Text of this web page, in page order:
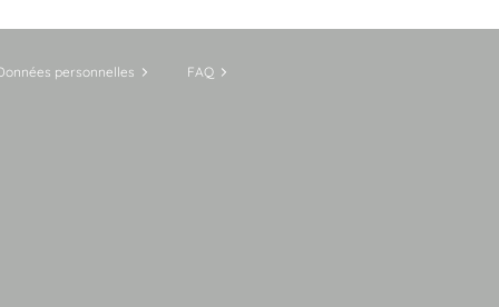
personnelles FAQ